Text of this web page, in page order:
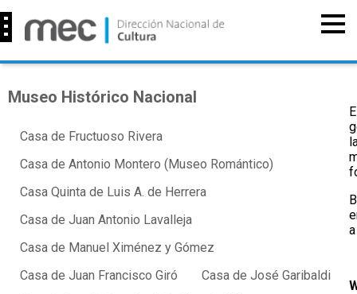
Museo Histórico Nacional
Casa de Fructuoso Rivera
Casa de Antonio Montero (Museo Romántico)
Casa Quinta de Luis A. de Herrera
Casa de Juan Antonio Lavalleja
Casa de Manuel Ximénez y Gómez
Casa de Juan Francisco Giró
Casa de José Garibaldi